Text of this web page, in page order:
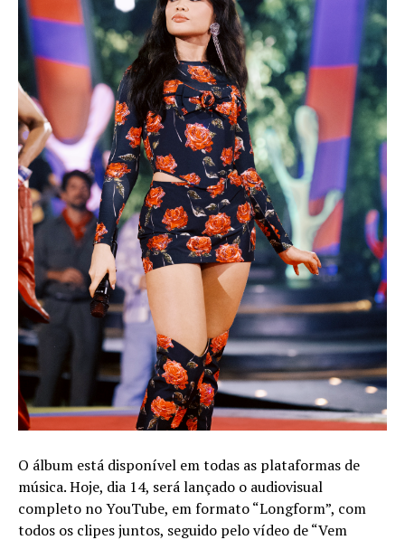
O álbum está disponível em todas as plataformas de
música. Hoje, dia 14, será lançado o audiovisual
completo no YouTube, em formato “Longform”, com
todos os clipes juntos, seguido pelo vídeo de “Vem